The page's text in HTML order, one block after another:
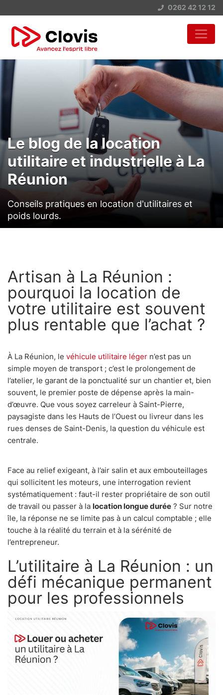
0262 42 12 12
Le blog de la location
utilitaire et industrielle à La
Réunion
Conseils pratiques en location d'utilitaires et
poids lourds.
Artisan à La Réunion :
pourquoi la location de
votre utilitaire est souvent
plus rentable que l’achat ?
À La Réunion, le véhicule utilitaire léger n’est pas un
simple moyen de transport ; c’est le prolongement de
l’atelier, le garant de la ponctualité sur un chantier et, bien
souvent, le premier poste de dépense après la main-
d’œuvre. Que vous soyez carreleur à Saint-Pierre,
paysagiste dans les Hauts de l’Ouest ou livreur dans les
rues denses de Saint-Denis, la question du véhicule est
centrale.
Face au relief exigeant, à l’air salin et aux embouteillages
qui sollicitent les moteurs, une interrogation revient
systématiquement : faut-il rester propriétaire de son outil
de travail ou passer à la location longue durée ? Sur notre
île, la réponse ne se limite pas à un calcul comptable ; elle
touche à la réalité du terrain et à la sérénité de
l’entrepreneur.
L’utilitaire à La Réunion : un
défi mécanique permanent
pour les professionnels